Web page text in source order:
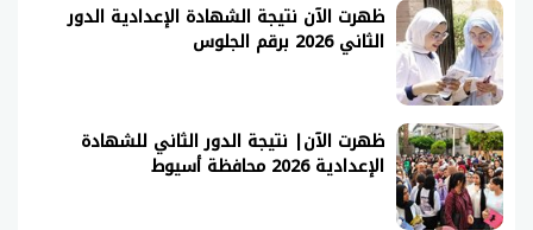
ظهرت الآن نتيجة الشهادة الإعدادية الدور
الثاني 2026 برقم الجلوس
ظهرت الآن| نتيجة الدور الثاني للشهادة
الإعدادية 2026 محافظة أسيوط